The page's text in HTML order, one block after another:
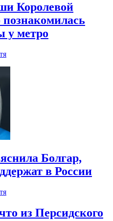
Королевой
познакомилась
у метро
Болгар,
в России
из Персидского